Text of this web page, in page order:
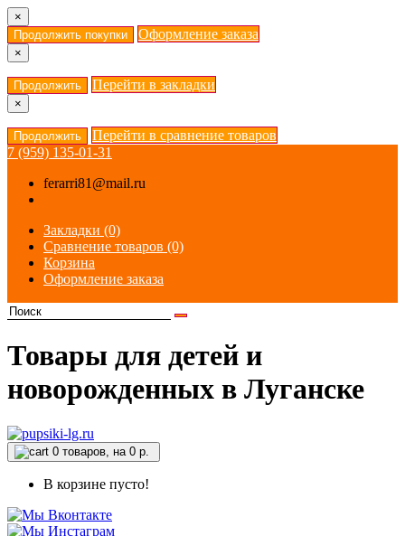
×
Продолжить покупки
Оформление заказа
×
Продолжить Перейти в закладки
×
Продолжить
Перейти в сравнение товаров
7 (959) 135-01-31
ferarri81@mail.ru
Закладки (0)
Сравнение товаров (0)
Корзина
Оформление заказа
Товары для детей и
новорожденных в Луганске
0 товаров, на 0 р.
В корзине пусто!